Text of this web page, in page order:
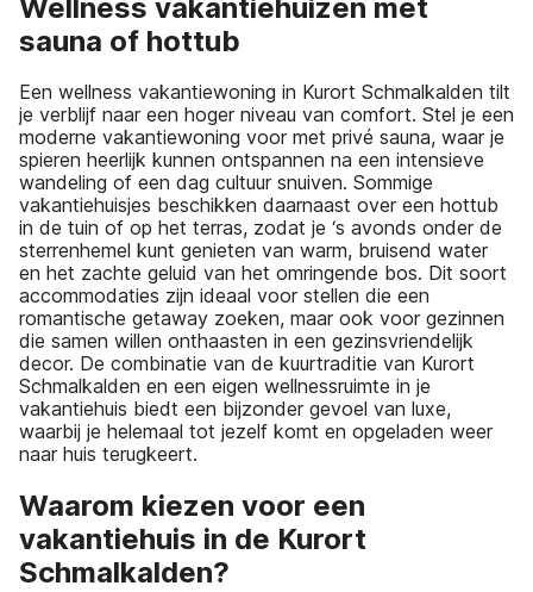
Wellness vakantiehuizen met
sauna of hottub
Een wellness vakantiewoning in Kurort Schmalkalden tilt
je verblijf naar een hoger niveau van comfort. Stel je een
moderne vakantiewoning voor met privé sauna, waar je
spieren heerlijk kunnen ontspannen na een intensieve
wandeling of een dag cultuur snuiven. Sommige
vakantiehuisjes beschikken daarnaast over een hottub
in de tuin of op het terras, zodat je ‘s avonds onder de
sterrenhemel kunt genieten van warm, bruisend water
en het zachte geluid van het omringende bos. Dit soort
accommodaties zijn ideaal voor stellen die een
romantische getaway zoeken, maar ook voor gezinnen
die samen willen onthaasten in een gezinsvriendelijk
decor. De combinatie van de kuurtraditie van Kurort
Schmalkalden en een eigen wellnessruimte in je
vakantiehuis biedt een bijzonder gevoel van luxe,
waarbij je helemaal tot jezelf komt en opgeladen weer
naar huis terugkeert.
Waarom kiezen voor een
vakantiehuis in de Kurort
Schmalkalden?